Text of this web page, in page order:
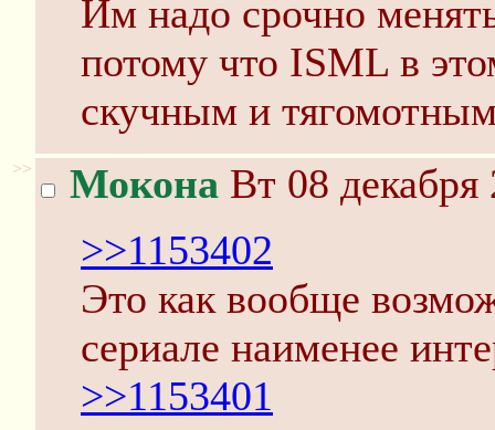
Им надо срочно
потому что ISML в
скучным и
>> Мокона Вт 08
>>1153402
Это как вообще
сериале наименее
>>1153401